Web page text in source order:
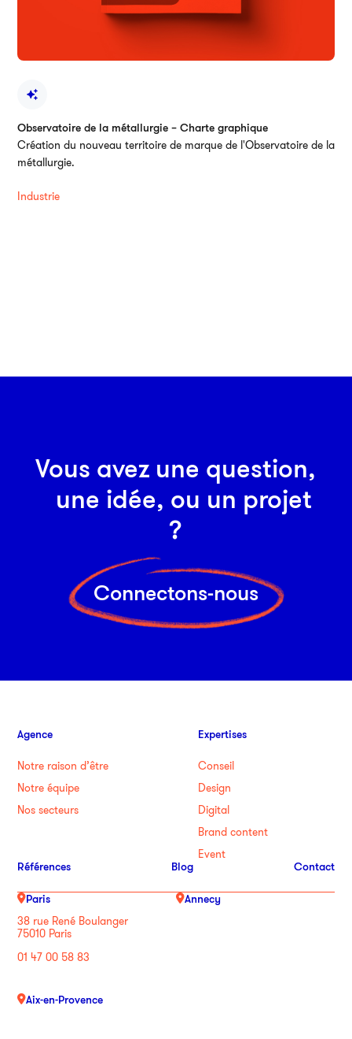
Observatoire de la métallurgie – Charte graphique
Création du nouveau territoire de marque de l'Observatoire de la
métallurgie.
Industrie
Vous avez une question,
une idée, ou un projet
?
Connectons-nous
Agence
Notre raison d’être
Notre équipe
Nos secteurs
Expertises
Conseil
Design
Digital
Brand content
Event
Références Blog Contact
Paris
38 rue René Boulanger
75010 Paris
01 47 00 58 83
Annecy
Aix-en-Provence